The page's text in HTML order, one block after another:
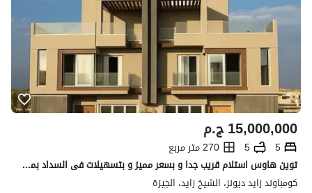
ج.م15,000,000
5
5
270 متر مربع
توين هاوس استلام قريب جدا و بسعر مميز و بتسهيلات فى السداد بموقع متميز امام بيفرلي هيلز و قرب النادى الاهلى و مطار سفنكس الدولي بالشيخ زايد .
كومباوند زايد ديونز، الشيخ زايد، الجيزة